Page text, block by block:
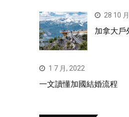
28 10
加拿大戶
1 7 月, 2022
一文讀懂加國結婚流程